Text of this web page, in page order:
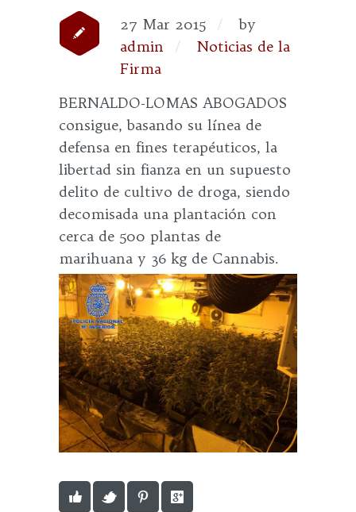
27 Mar 2015
by
admin
Noticias de la
Firma
BERNALDO-LOMAS ABOGADOS
consigue, basando su línea de
defensa en fines terapéuticos, la
libertad sin fianza en un supuesto
delito de cultivo de droga, siendo
decomisada una plantación con
cerca de 500 plantas de
marihuana y 36 kg de Cannabis.